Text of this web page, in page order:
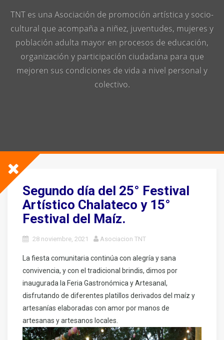
TNT es una Asociación de promoción artística y socio-
cultural que acompaña a niñez, juventudes, mujeres y
población adulta mayor en procesos de educación,
organización y participación ciudadana para que
mejoren sus condiciones de vida a nivel personal y
colectivo.
Segundo día del 25° Festival
Artístico Chalateco y 15°
Festival del Maíz.
28 noviembre, 2021 Asociacion TNT
La fiesta comunitaria continúa con alegría y sana
convivencia, y con el tradicional brindis, dimos por
inaugurada la Feria Gastronómica y Artesanal,
disfrutando de diferentes platillos derivados del maíz y
artesanías elaboradas con amor por manos de
artesanas y artesanos locales.